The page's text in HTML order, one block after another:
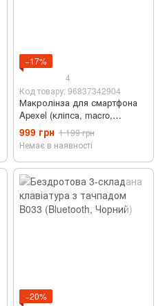
−17%
4
Код товару: 96837342904
Макролінза для смартфона
Apexel (кліпса, macro,
універсальна, 100 мм)
999 грн 1 199 грн
Немає в наявності
−20%